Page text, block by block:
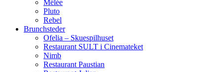
Mêlée
Pluto
Rebel
Brunchsteder
Ofelia – Skuespilhuset
Restaurant SULT i Cinemateket
Nimb
Restaurant Paustian